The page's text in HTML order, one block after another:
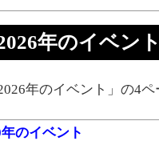
年のイベン
年のイベント」の4ペ
のイベント